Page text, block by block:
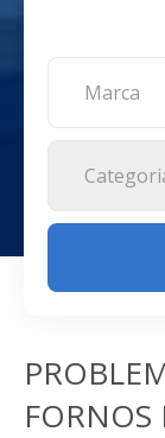
Marca
FORNOS